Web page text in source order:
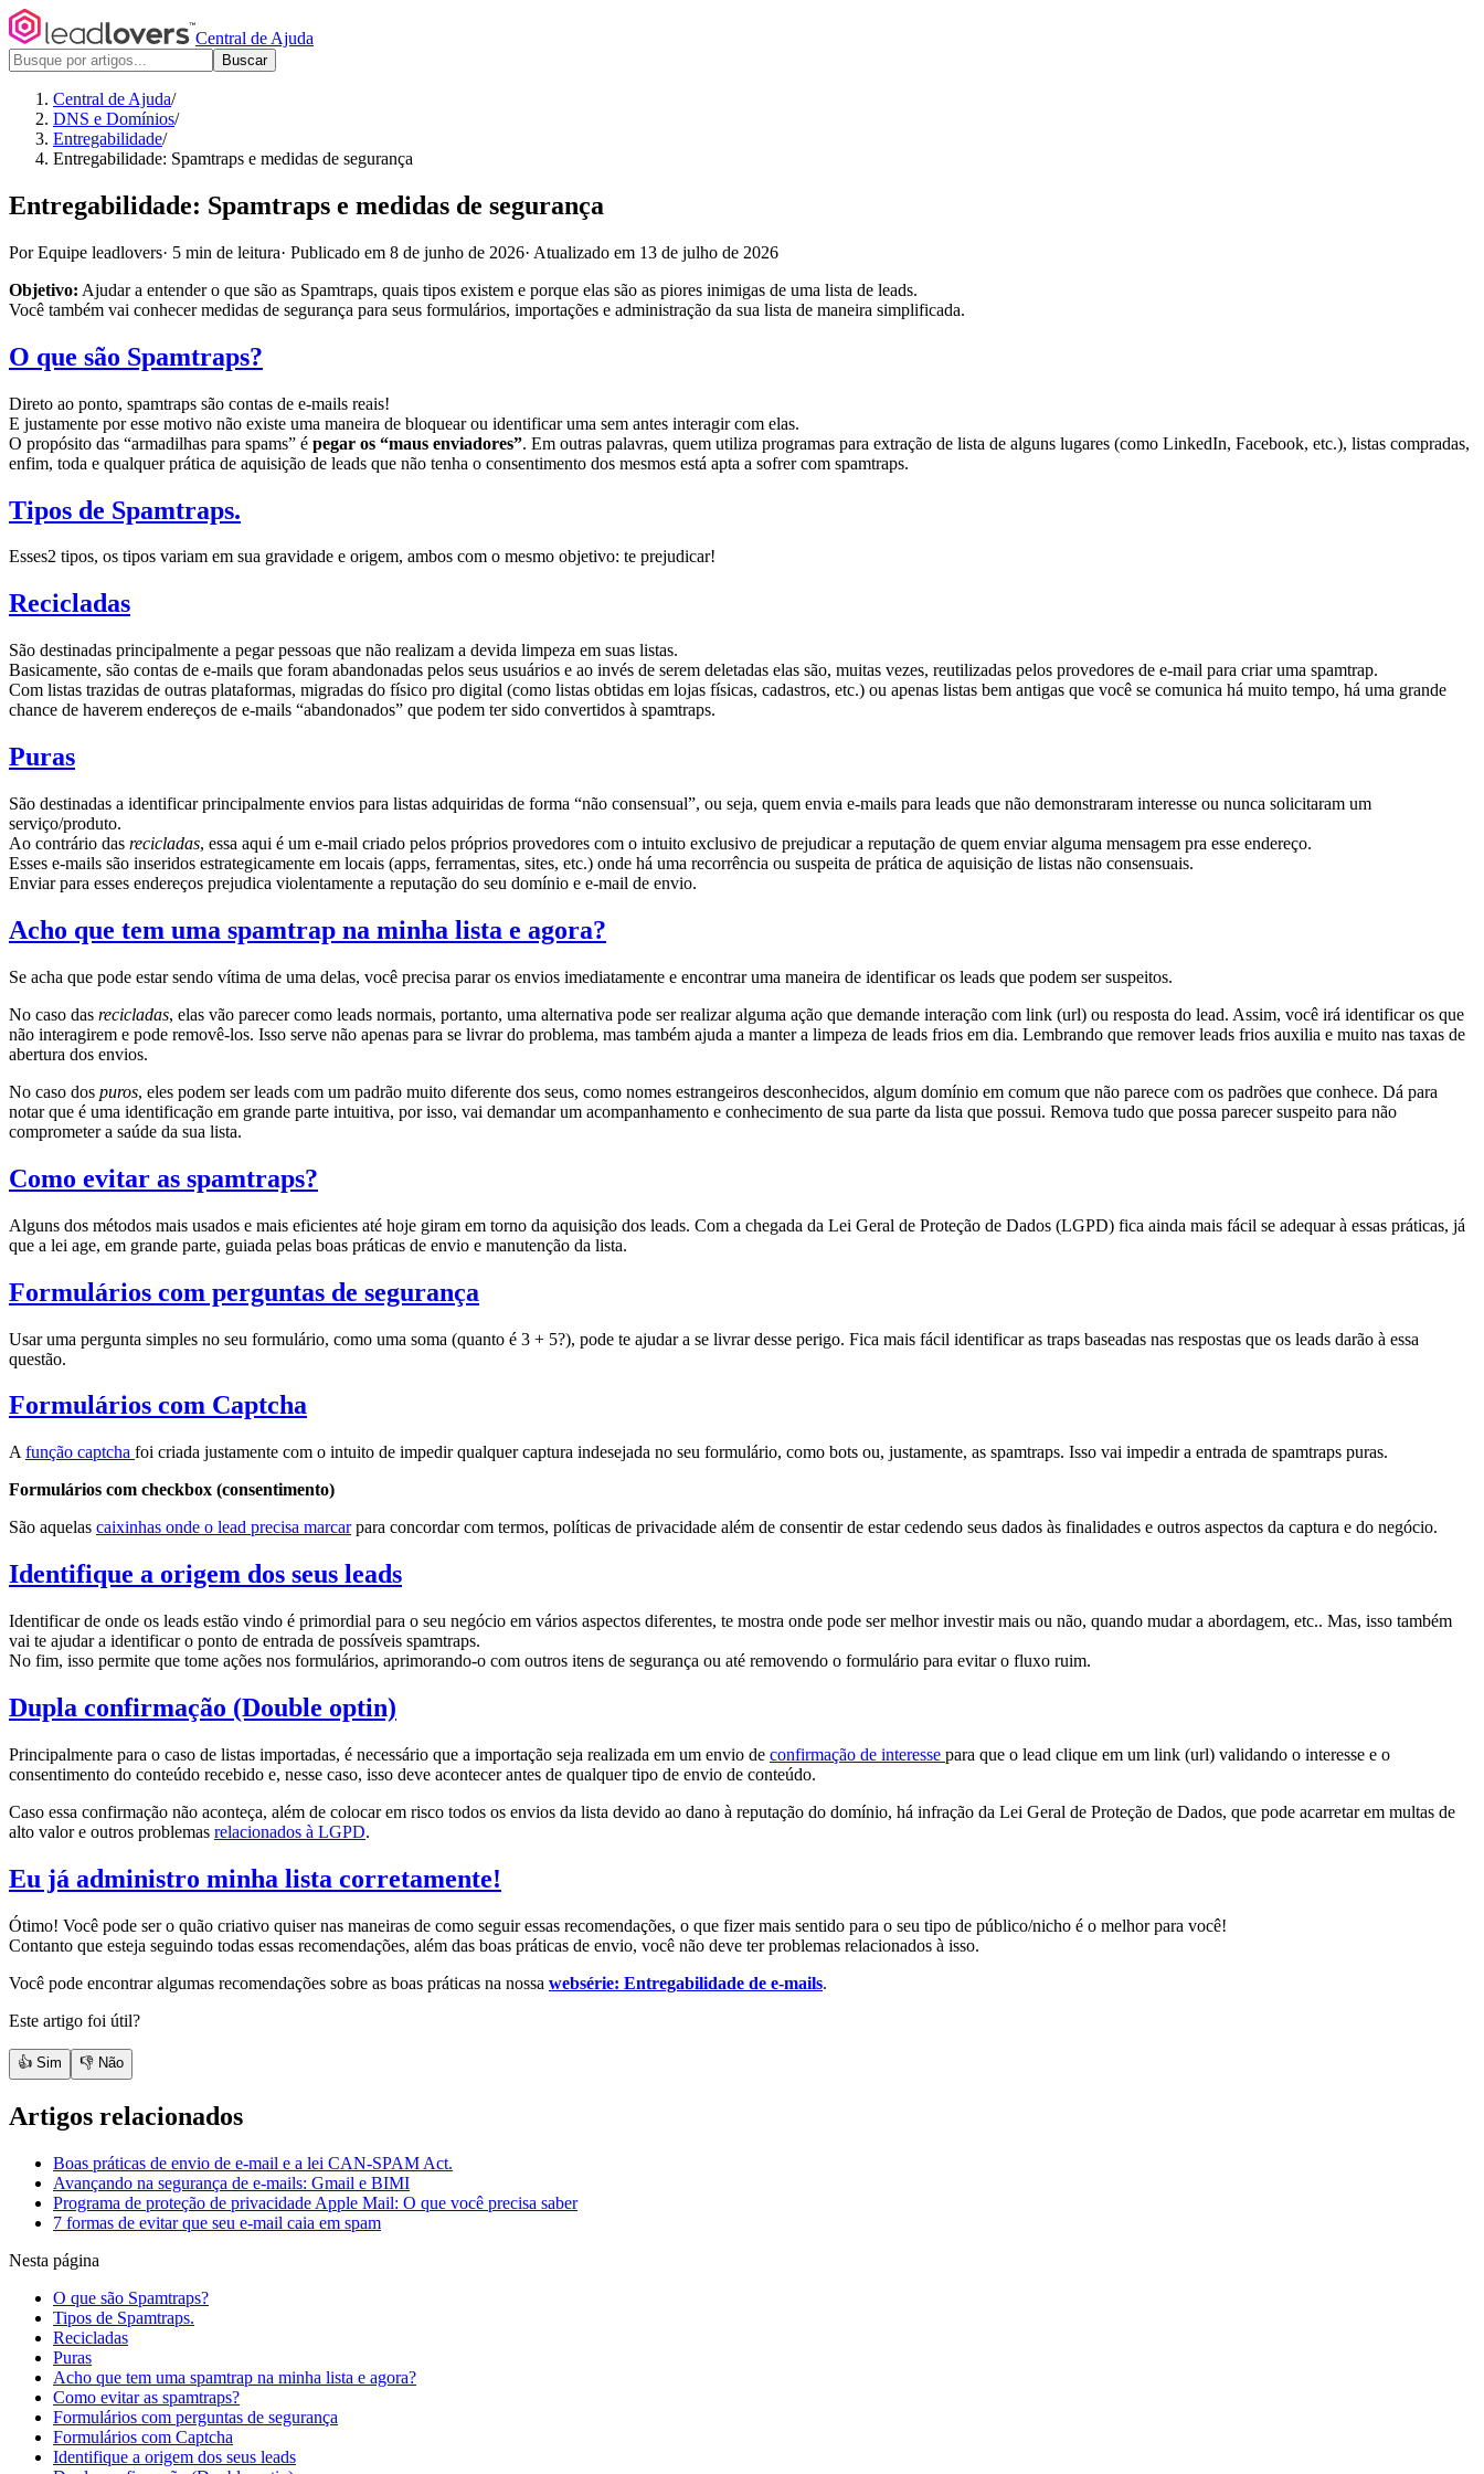
Central de Ajuda
Buscar
Central de Ajuda/
DNS e Domínios/
Entregabilidade/
Entregabilidade: Spamtraps e medidas de segurança
Entregabilidade: Spamtraps e medidas de segurança
Por Equipe leadlovers· 5 min de leitura· Publicado em 8 de junho de 2026· Atualizado em 13 de julho de 2026
Objetivo: Ajudar a entender o que são as Spamtraps, quais tipos existem e porque elas são as piores inimigas de uma lista de leads.
Você também vai conhecer medidas de segurança para seus formulários, importações e administração da sua lista de maneira simplificada.
O que são Spamtraps?
Direto ao ponto, spamtraps são contas de e-mails reais!
E justamente por esse motivo não existe uma maneira de bloquear ou identificar uma sem antes interagir com elas.
O propósito das “armadilhas para spams” é pegar os “maus enviadores”. Em outras palavras, quem utiliza programas para extração de lista de alguns lugares (como LinkedIn, Facebook, etc.), listas compradas,
enfim, toda e qualquer prática de aquisição de leads que não tenha o consentimento dos mesmos está apta a sofrer com spamtraps.
Tipos de Spamtraps.
Esses2 tipos, os tipos variam em sua gravidade e origem, ambos com o mesmo objetivo: te prejudicar!
Recicladas
São destinadas principalmente a pegar pessoas que não realizam a devida limpeza em suas listas.
Basicamente, são contas de e-mails que foram abandonadas pelos seus usuários e ao invés de serem deletadas elas são, muitas vezes, reutilizadas pelos provedores de e-mail para criar uma spamtrap.
Com listas trazidas de outras plataformas, migradas do físico pro digital (como listas obtidas em lojas físicas, cadastros, etc.) ou apenas listas bem antigas que você se comunica há muito tempo, há uma grande
chance de haverem endereços de e-mails “abandonados” que podem ter sido convertidos à spamtraps.
Puras
São destinadas a identificar principalmente envios para listas adquiridas de forma “não consensual”, ou seja, quem envia e-mails para leads que não demonstraram interesse ou nunca solicitaram um
serviço/produto.
Ao contrário das recicladas, essa aqui é um e-mail criado pelos próprios provedores com o intuito exclusivo de prejudicar a reputação de quem enviar alguma mensagem pra esse endereço.
Esses e-mails são inseridos estrategicamente em locais (apps, ferramentas, sites, etc.) onde há uma recorrência ou suspeita de prática de aquisição de listas não consensuais.
Enviar para esses endereços prejudica violentamente a reputação do seu domínio e e-mail de envio.
Acho que tem uma spamtrap na minha lista e agora?
Se acha que pode estar sendo vítima de uma delas, você precisa parar os envios imediatamente e encontrar uma maneira de identificar os leads que podem ser suspeitos.
No caso das recicladas, elas vão parecer como leads normais, portanto, uma alternativa pode ser realizar alguma ação que demande interação com link (url) ou resposta do lead. Assim, você irá identificar os que
não interagirem e pode removê-los. Isso serve não apenas para se livrar do problema, mas também ajuda a manter a limpeza de leads frios em dia. Lembrando que remover leads frios auxilia e muito nas taxas de
abertura dos envios.
No caso dos puros, eles podem ser leads com um padrão muito diferente dos seus, como nomes estrangeiros desconhecidos, algum domínio em comum que não parece com os padrões que conhece. Dá para
notar que é uma identificação em grande parte intuitiva, por isso, vai demandar um acompanhamento e conhecimento de sua parte da lista que possui. Remova tudo que possa parecer suspeito para não
comprometer a saúde da sua lista.
Como evitar as spamtraps?
Alguns dos métodos mais usados e mais eficientes até hoje giram em torno da aquisição dos leads. Com a chegada da Lei Geral de Proteção de Dados (LGPD) fica ainda mais fácil se adequar à essas práticas, já
que a lei age, em grande parte, guiada pelas boas práticas de envio e manutenção da lista.
Formulários com perguntas de segurança
Usar uma pergunta simples no seu formulário, como uma soma (quanto é 3 + 5?), pode te ajudar a se livrar desse perigo. Fica mais fácil identificar as traps baseadas nas respostas que os leads darão à essa
questão.
Formulários com Captcha
A função captcha foi criada justamente com o intuito de impedir qualquer captura indesejada no seu formulário, como bots ou, justamente, as spamtraps. Isso vai impedir a entrada de spamtraps puras.
Formulários com checkbox (consentimento)
São aquelas caixinhas onde o lead precisa marcarpara concordar com termos, políticas de privacidade além de consentir de estar cedendo seus dados às finalidades e outros aspectos da captura e do negócio.
Identifique a origem dos seus leads
Identificar de onde os leads estão vindo é primordial para o seu negócio em vários aspectos diferentes, te mostra onde pode ser melhor investir mais ou não, quando mudar a abordagem, etc.. Mas, isso também
vai te ajudar a identificar o ponto de entrada de possíveis spamtraps.
No fim, isso permite que tome ações nos formulários, aprimorando-o com outros itens de segurança ou até removendo o formulário para evitar o fluxo ruim.
Dupla confirmação (Double optin)
Principalmente para o caso de listas importadas, é necessário que a importação seja realizada em um envio de confirmação de interesse para que o lead clique em um link (url) validando o interesse e o
consentimento do conteúdo recebido e, nesse caso, isso deve acontecer antes de qualquer tipo de envio de conteúdo.
Caso essa confirmação não aconteça, além de colocar em risco todos os envios da lista devido ao dano à reputação do domínio, há infração da Lei Geral de Proteção de Dados, que pode acarretar em multas de
alto valor e outros problemas relacionados à LGPD.
Eu já administro minha lista corretamente!
Ótimo! Você pode ser o quão criativo quiser nas maneiras de como seguir essas recomendações, o que fizer mais sentido para o seu tipo de público/nicho é o melhor para você!
Contanto que esteja seguindo todas essas recomendações, além das boas práticas de envio, você não deve ter problemas relacionados à isso.
Você pode encontrar algumas recomendações sobre as boas práticas na nossa websérie: Entregabilidade de e-mails.
Este artigo foi útil?
👍 Sim 👎 Não
Artigos relacionados
Boas práticas de envio de e-mail e a lei CAN-SPAM Act.
Avançando na segurança de e-mails: Gmail e BIMI
Programa de proteção de privacidade Apple Mail: O que você precisa saber
7 formas de evitar que seu e-mail caia em spam
Nesta página
O que são Spamtraps?
Tipos de Spamtraps.
Recicladas
Puras
Acho que tem uma spamtrap na minha lista e agora?
Como evitar as spamtraps?
Formulários com perguntas de segurança
Formulários com Captcha
Identifique a origem dos seus leads